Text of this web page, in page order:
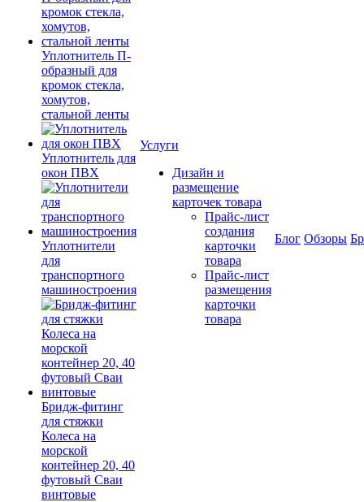
Уплотнитель П-
образный для
кромок стекла,
хомутов,
стальной ленты
Уплотнитель для
окон ПВХ
Уплотнители
для
транспортного
машиностроения
Бридж-фитинг
для стяжки
Колеса на
морской
контейнер 20, 40
футовый Сваи
винтовые
Услуги
Дизайн и
размещение
карточек товара
Прайс-лист
создания
карточки
товара
Прайс-лист
размещения
карточки
товара
Блог Обзоры